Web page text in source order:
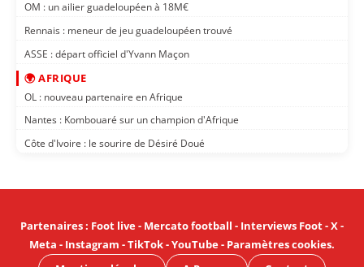
OM : un ailier guadeloupéen à 18M€
Rennais : meneur de jeu guadeloupéen trouvé
ASSE : départ officiel d'Yvann Maçon
🌍 AFRIQUE
OL : nouveau partenaire en Afrique
Nantes : Kombouaré sur un champion d'Afrique
Côte d'Ivoire : le sourire de Désiré Doué
Partenaires: Foot live- Mercato football - Interviews Foot-X-
Meta - Instagram -TikTok-YouTube- Paramètres cookies.